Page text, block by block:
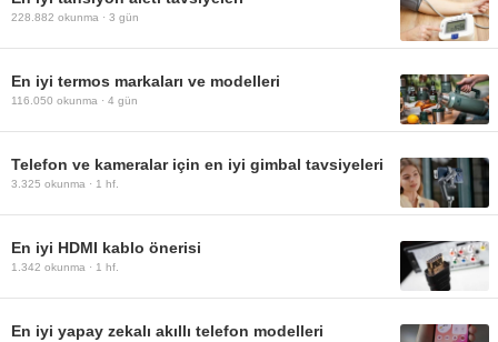
228.882 okunma · 3 gün
En iyi termos markaları ve modelleri
116.050 okunma · 4 gün
Telefon ve kameralar için en iyi gimbal tavsiyeleri
3.325 okunma · 1 hf.
En iyi HDMI kablo önerisi
1.342 okunma · 1 hf.
En iyi yapay zekalı akıllı telefon modelleri